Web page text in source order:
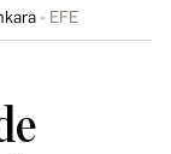
EFE